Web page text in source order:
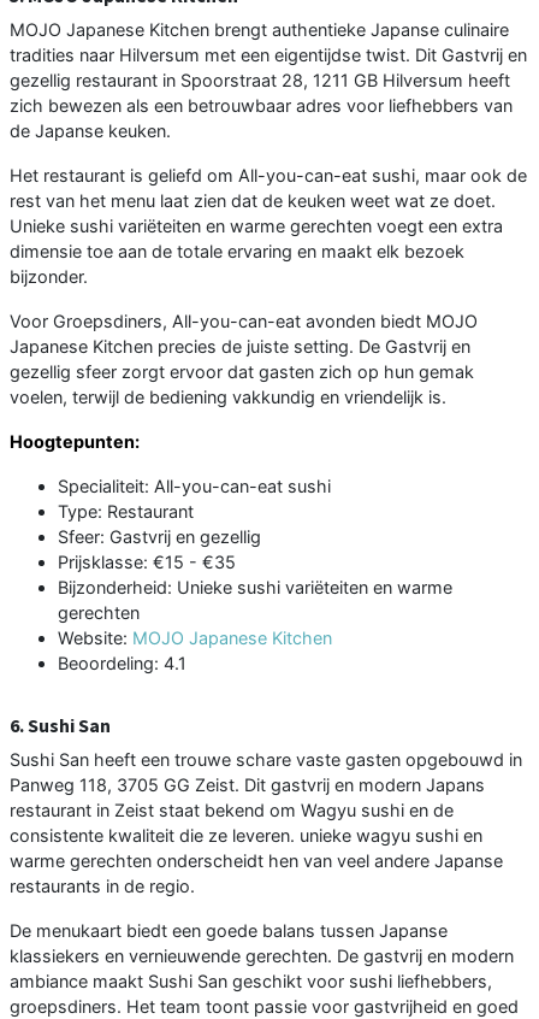
MOJO Japanese Kitchen brengt authentieke Japanse culinaire
tradities naar Hilversum met een eigentijdse twist. Dit Gastvrij en
gezellig restaurant in Spoorstraat 28, 1211 GB Hilversum heeft
zich bewezen als een betrouwbaar adres voor liefhebbers van
de Japanse keuken.
Het restaurant is geliefd om All-you-can-eat sushi, maar ook de
rest van het menu laat zien dat de keuken weet wat ze doet.
Unieke sushi variëteiten en warme gerechten voegt een extra
dimensie toe aan de totale ervaring en maakt elk bezoek
bijzonder.
Voor Groepsdiners, All-you-can-eat avonden biedt MOJO
Japanese Kitchen precies de juiste setting. De Gastvrij en
gezellig sfeer zorgt ervoor dat gasten zich op hun gemak
voelen, terwijl de bediening vakkundig en vriendelijk is.
Hoogtepunten:
Specialiteit: All-you-can-eat sushi
Type: Restaurant
Sfeer: Gastvrij en gezellig
Prijsklasse: €15 - €35
Bijzonderheid: Unieke sushi variëteiten en warme
gerechten
Website: MOJO Japanese Kitchen
Beoordeling: 4.1
6. Sushi San
Sushi San heeft een trouwe schare vaste gasten opgebouwd in
Panweg 118, 3705 GG Zeist. Dit gastvrij en modern Japans
restaurant in Zeist staat bekend om Wagyu sushi en de
consistente kwaliteit die ze leveren. unieke wagyu sushi en
warme gerechten onderscheidt hen van veel andere Japanse
restaurants in de regio.
De menukaart biedt een goede balans tussen Japanse
klassiekers en vernieuwende gerechten. De gastvrij en modern
ambiance maakt Sushi San geschikt voor sushi liefhebbers,
groepsdiners. Het team toont passie voor gastvrijheid en goed